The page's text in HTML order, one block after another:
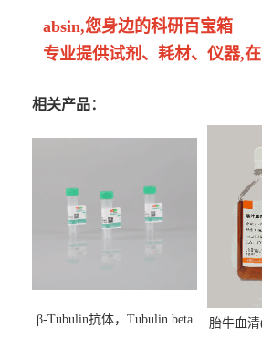
absin,您身边的科研百宝箱
专业提供试剂、耗材、仪器,
相关产品：
β-Tubulin抗体，Tubulin beta
胎牛血